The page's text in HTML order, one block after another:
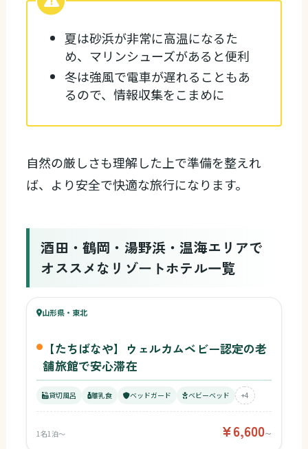
夏は砂浜が非常に高温になるた
め、マリンシューズがあると便利
冬は強風で電車が遅れることもあ
るので、情報収集をこまめに
自然の厳しさも理解した上で準備を整えれ
ば、より安全で快適な旅行になります。
酒田・鶴岡・湯野浜・温海エリアで
オススメなリゾートホテル一覧
94ベビー
山形県・東北
【たちばなや】ウェルカムベビー認定の老
舗旅館で安心滞在
貸切風呂 離乳食 ベッドガード ベビーベッド +4
1名1泊〜 ¥6,600〜
74キッズ